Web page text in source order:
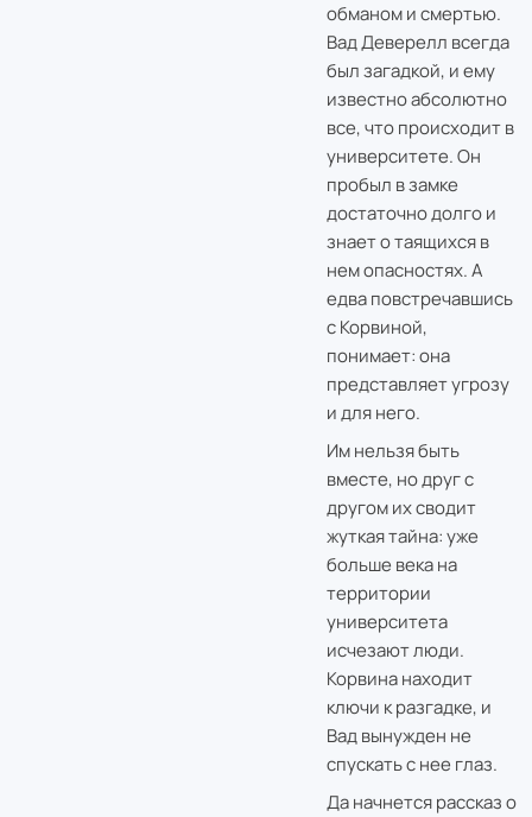
обманом и смертью.
Вад Деверелл всегда
был загадкой, и ему
известно абсолютно
все, что происходит в
университете. Он
пробыл в замке
достаточно долго и
знает о таящихся в
нем опасностях. А
едва повстречавшись
с Корвиной,
понимает: она
представляет угрозу
и для него.
Им нельзя быть
вместе, но друг с
другом их сводит
жуткая тайна: уже
больше века на
территории
университета
исчезают люди.
Корвина находит
ключи к разгадке, и
Вад вынужден не
спускать с нее глаз.
Да начнется рассказ о